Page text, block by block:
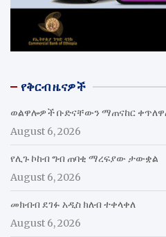
የቅርብ ዜናዎች
ወልዋሎዎች ቡድናቸውን ማጠናከር
August 6, 2026
የሊጉ ኮከብ ግብ ጠባቂ ማረፍያው ታውቋል
August 6, 2026
መክብብ ደገፉ አዲስ ክለብ ተቀላቀለ
August 6, 2026